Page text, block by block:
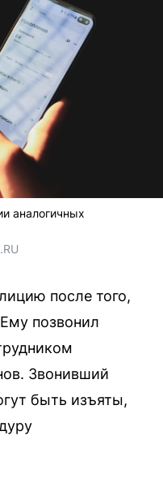
аналогичных
после того,
позвонил
Звонивший
быть изъяты,